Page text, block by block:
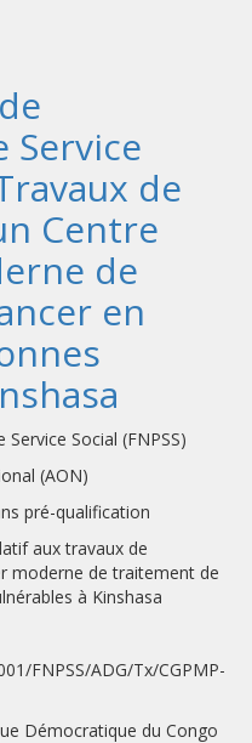
Service
de
Centre
de
en
Social (FNPSS)
(AON)
pré-qualification
aux travaux de
moderne de traitement de
à Kinshasa
ADG/Tx/CGPMP-
du Congo